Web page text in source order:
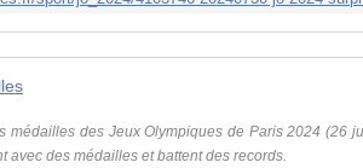
médailles des Jeux Olympiques de Paris 2024 (26
avec des médailles et battent des records.